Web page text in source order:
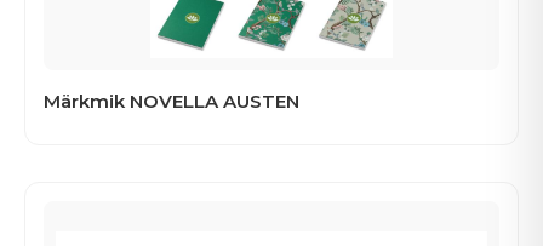
Märkmik NOVELLA AUSTEN